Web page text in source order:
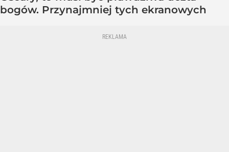
bogów. Przynajmniej tych ekranowych